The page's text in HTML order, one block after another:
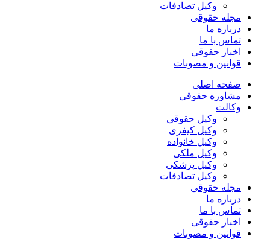
وکیل تصادفات
مجله حقوقی
درباره ما
تماس با ما
اخبار حقوقی
قوانین و مصوبات
صفحه اصلی
مشاوره حقوقی
وکالت
وکیل حقوقی
وکیل کیفری
وکیل خانواده
وکیل ملکی
وکیل پزشکی
وکیل تصادفات
مجله حقوقی
درباره ما
تماس با ما
اخبار حقوقی
قوانین و مصوبات